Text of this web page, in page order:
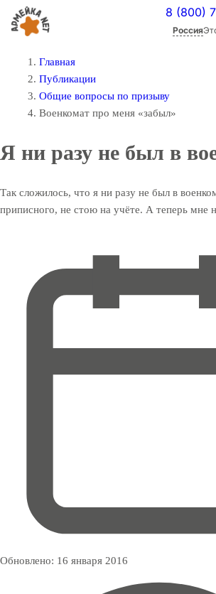
8 (800)
Россия
Главная
Публикации
Общие вопросы по призыву
Военкомат про меня «забыл»
Я ни разу не был в
Так сложилось, что я ни разу не был в
приписного, не стою на учёте. А теперь мне
Обновлено: 16 января 2016